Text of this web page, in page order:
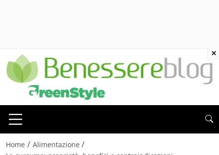
Home / Alimentazione /
×